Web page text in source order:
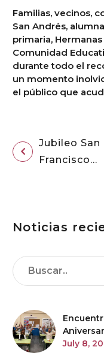
Familias, vecinos,
San Andrés,
primaria,
Comunidad
durante todo el
un momento
el público que
Jubileo San
Francisco
Noticias
July 8,